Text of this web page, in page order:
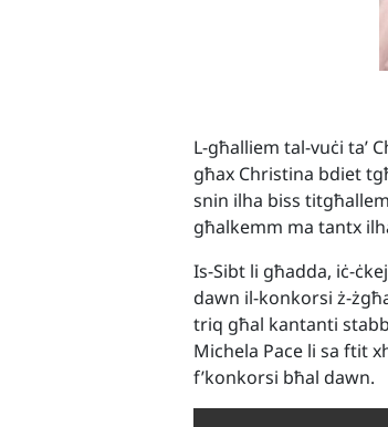
L-għalliem tal-vuċi ta’
għax Christina bdiet
snin ilha biss
għalkemm ma tantx
Is-Sibt li għadda, iċ-
dawn il-konkorsi ż-
triq għal kantanti
Michela Pace li sa ftit
f’konkorsi bħal dawn.